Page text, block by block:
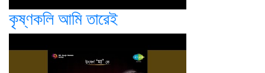
কৃষ্ণকলি আমি তারেই